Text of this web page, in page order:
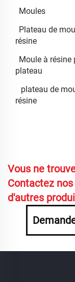
Moules
Plateau de
résine
Moule à résine
plateau
plateau de
résine
Vous ne
Contactez
d'autres